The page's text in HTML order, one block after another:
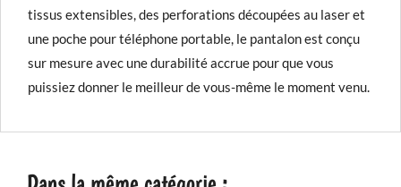
tissus extensibles, des perforations découpées au laser et
une poche pour téléphone portable, le pantalon est conçu
sur mesure avec une durabilité accrue pour que vous
puissiez donner le meilleur de vous-même le moment venu.